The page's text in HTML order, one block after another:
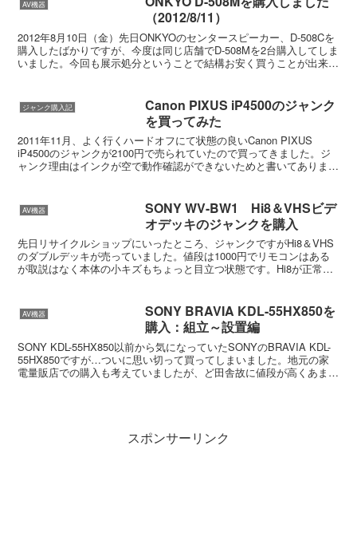
AV機器
（2012/8/11）
2012年8月10日（金）先日ONKYOのセンタースピーカー、D-508Cを
購入したばかりですが、今度は同じ店舗でD-508Mを2台購入してしま
いました。今回も展示処分ということで結構お安く買うことが出来ま
ジャンク購入記
Canon PIXUS iP4500のジャンク
を買ってみた
2011年11月、よく行くハードオフにて状態の良いCanon PIXUS
iP4500のジャンクが2100円で売られていたので買ってきました。ジ
ャンク理由はインクが空で動作確認ができないためと書いてありまし
AV機器
SONY WV-BW1 Hi8＆VHSビデ
オデッキのジャンクを購入
先日リサイクルショップにいったところ、ジャンクですがHi8＆VHS
のダブルデッキが売っていました。値段は1000円でリモコンはある
が取説はなく本体の小キズもちょっと目立つ状態です。Hi8が正常な
AV機器
SONY BRAVIA KDL-55HX850を
購入：組立～設置編
SONY KDL-55HX850以前から気になっていたSONYのBRAVIA KDL-
55HX850ですが…ついに思い切って買ってしまいました。地元の家
電量販店での購入も考えていましたが、ど田舎故に値段が高くあまり
スポンサーリンク